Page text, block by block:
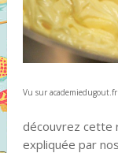
Vu sur academiedugout.fr
découvrez cette
expliquée par